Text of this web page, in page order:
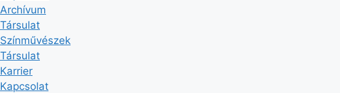
Archívum
Társulat
Színművészek
Társulat
Karrier
Kapcsolat